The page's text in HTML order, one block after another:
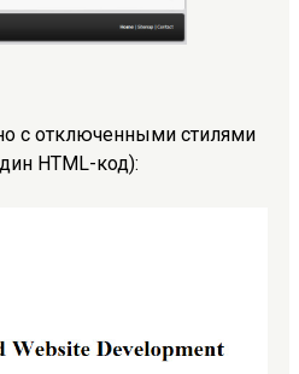
с отключенными стилями
HTML-код):